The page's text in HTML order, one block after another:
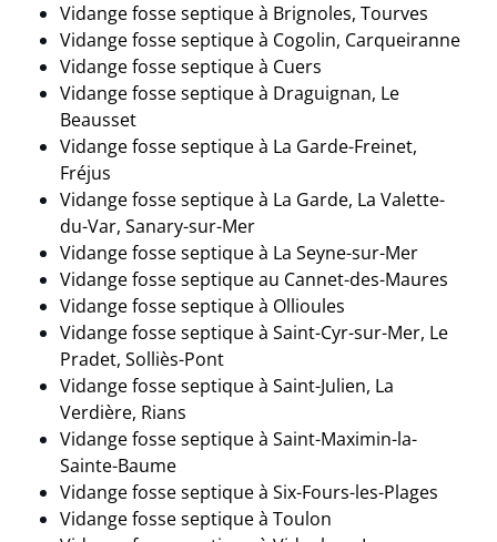
Vidange fosse septique à Brignoles, Tourves
Vidange fosse septique à Cogolin, Carqueiranne
Vidange fosse septique à Cuers
Vidange fosse septique à Draguignan, Le
Beausset
Vidange fosse septique à La Garde-Freinet,
Fréjus
Vidange fosse septique à La Garde, La Valette-
du-Var, Sanary-sur-Mer
Vidange fosse septique à La Seyne-sur-Mer
Vidange fosse septique au Cannet-des-Maures
Vidange fosse septique à Ollioules
Vidange fosse septique à Saint-Cyr-sur-Mer, Le
Pradet, Solliès-Pont
Vidange fosse septique à Saint-Julien, La
Verdière, Rians
Vidange fosse septique à Saint-Maximin-la-
Sainte-Baume
Vidange fosse septique à Six-Fours-les-Plages
Vidange fosse septique à Toulon